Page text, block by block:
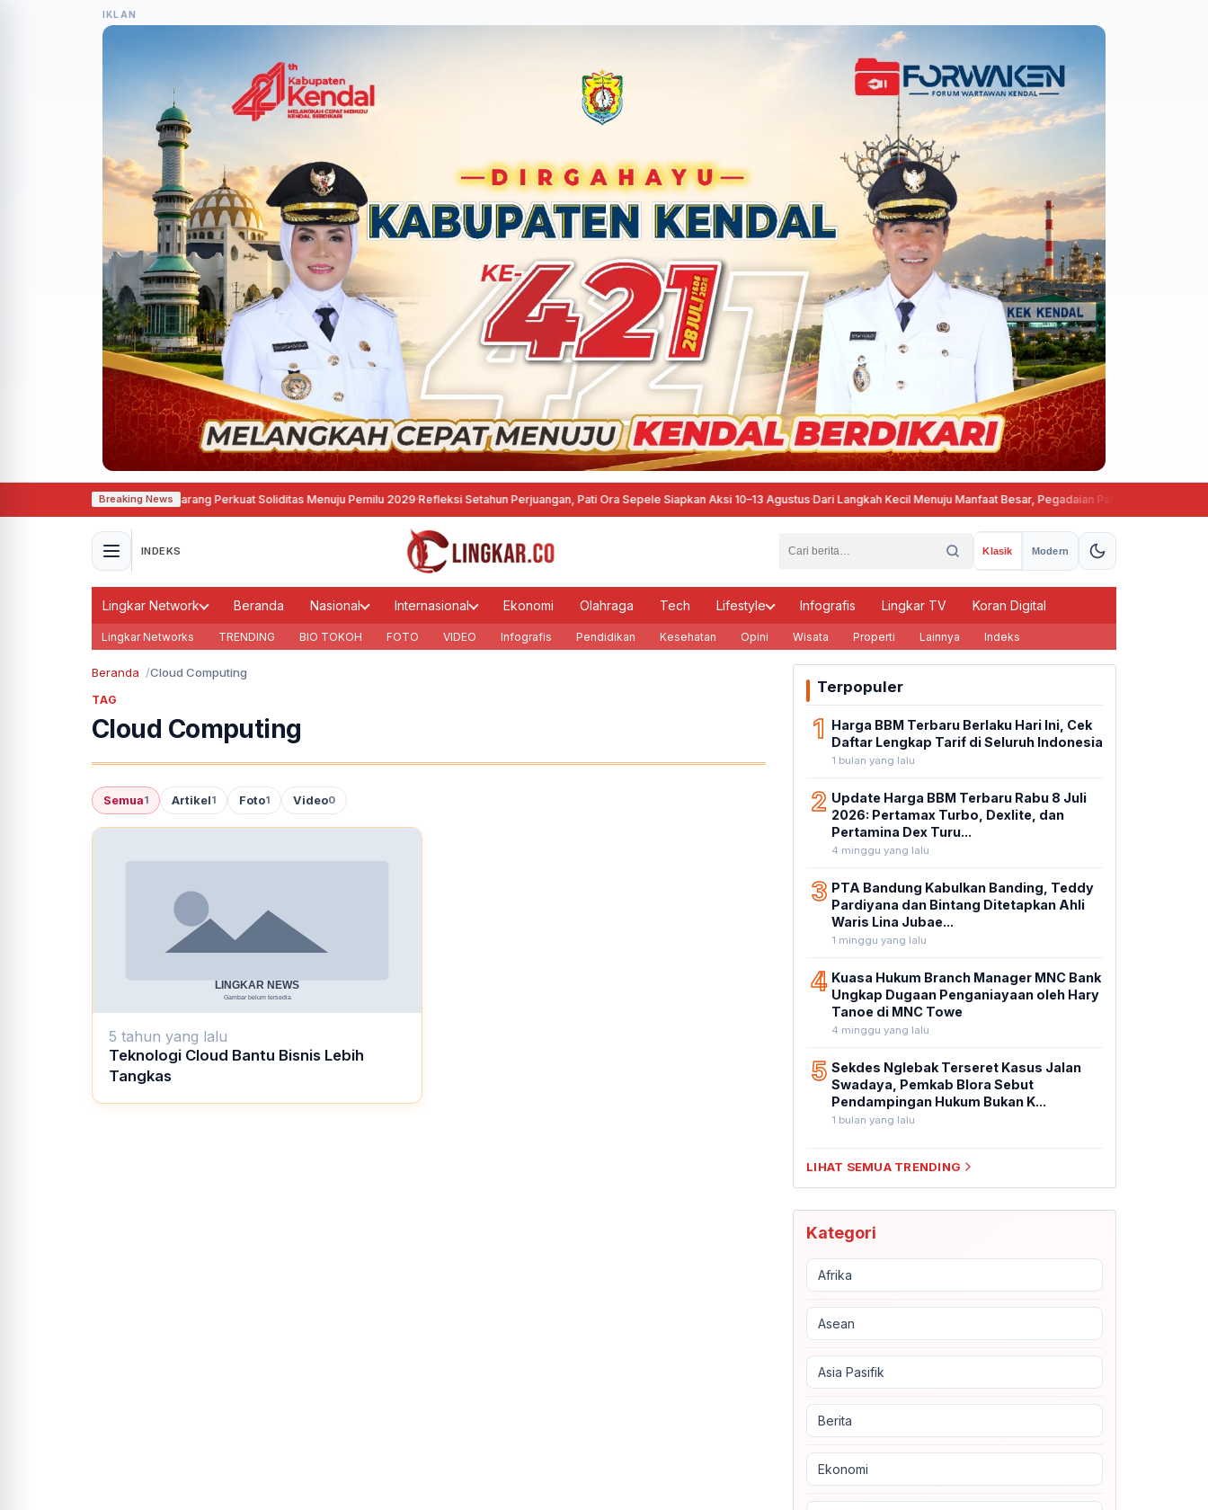
IKLAN
Breaking News
Biru Asri, Demokrat Semarang Perkuat Soliditas Menuju Pemilu 2029·Refleksi Setahun Perjuangan, Pati Ora Sepele Siapkan Aksi 10–13 Agustus·Dari Langkah Kecil Menuju Manfaat Besar, Pegadaian Pati Tebar Kepedulian
INDEKS Klasik Modern
Lingkar Network Beranda Nasional Internasional Ekonomi Olahraga Tech Lifestyle Infografis Lingkar TV Koran Digital
Lingkar Networks TRENDING BIO TOKOH FOTO VIDEO Infografis Pendidikan Kesehatan Opini Wisata Properti Lainnya Indeks
Beranda Cloud Computing
TAG
Cloud Computing
Semua1 Artikel1 Foto1 Video0
5 tahun yang lalu
Teknologi Cloud Bantu Bisnis Lebih
Tangkas
Terpopuler
1 Harga BBM Terbaru Berlaku Hari Ini, Cek
Daftar Lengkap Tarif di Seluruh Indonesia
1 bulan yang lalu
2 Update Harga BBM Terbaru Rabu 8 Juli
2026: Pertamax Turbo, Dexlite, dan
Pertamina Dex Turu...
4 minggu yang lalu
3 PTA Bandung Kabulkan Banding, Teddy
Pardiyana dan Bintang Ditetapkan Ahli
Waris Lina Jubae...
1 minggu yang lalu
4 Kuasa Hukum Branch Manager MNC Bank
Ungkap Dugaan Penganiayaan oleh Hary
Tanoe di MNC Towe
4 minggu yang lalu
5 Sekdes Nglebak Terseret Kasus Jalan
Swadaya, Pemkab Blora Sebut
Pendampingan Hukum Bukan K...
1 bulan yang lalu
LIHAT SEMUA TRENDING
Kategori
Afrika
Asean
Asia Pasifik
Berita
Ekonomi